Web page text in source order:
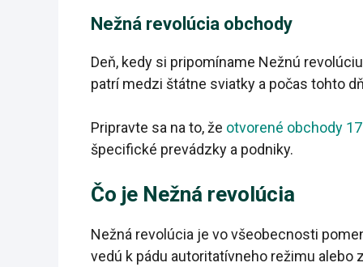
Nežná revolúcia obchody
Deň, kedy si pripomíname Nežnú
patrí medzi štátne sviatky a počas tohto
Pripravte sa na to, že otvorené obchody
špecifické prevádzky a podniky.
Čo je Nežná revolúcia
Nežná revolúcia je vo všeobecnosti
vedú k pádu autoritatívneho režimu